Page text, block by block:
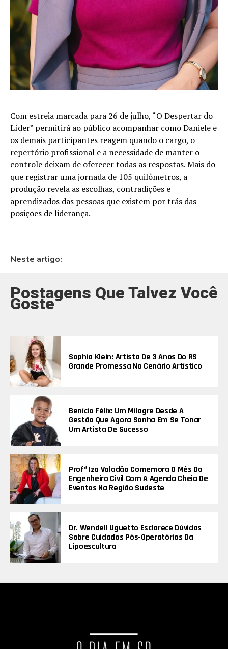
Com estreia marcada para 26 de julho, “O Despertar do
Líder” permitirá ao público acompanhar como Daniele e
os demais participantes reagem quando o cargo, o
repertório profissional e a necessidade de manter o
controle deixam de oferecer todas as respostas. Mais do
que registrar uma jornada de 105 quilômetros, a
produção revela as escolhas, contradições e
aprendizados das pessoas que existem por trás das
posições de liderança.
Neste artigo:
Postagens Que Talvez Você
Goste
Sophia Klein: Artista De 3 Anos Do RS
Grande Promessa No Cenário Artístico
Benício Félix: Um Milagre Desde A
Gestão Que Agora Sonha Em Se Tonar
Um Artista De Sucesso
Profª Iza Valadão Comemora O Mês Do
Engenheiro Civil Com A Agenda Cheia De
Eventos Na Região Sudeste
Dr. Wendell Uguetto Esclarece Dúvidas
Sobre Cuidados Pós-Operatórios Da
Lipoescultura